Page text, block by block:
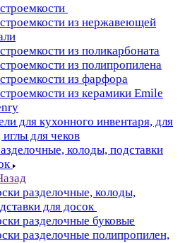
из нержавеющей
из поликарбоната
из полипропилена
из фарфора
из керамики Emile
для кухонного инвентаря, для
иглы для чеков
колоды, подставки
разделочные, колоды,
для досок
разделочные буковые
разделочные полипропилен,